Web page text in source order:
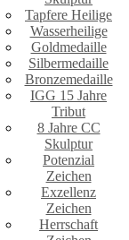
Tapfere Heilige
Wasserheilige
Goldmedaille
Silbermedaille
Bronzemedaille
IGG 15 Jahre
Tribut
8 Jahre CC
Skulptur
Potenzial
Zeichen
Exzellenz
Zeichen
Herrschaft